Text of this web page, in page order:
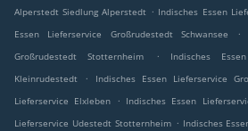
Alperstedt Siedlung Alperstedt . Indisches Essen
Essen Lieferservice Großrudestedt Schwansee
.
Großrudestedt Stotternheim
.
Indisches
Kleinrudestedt
. Indisches Essen Lieferservice
Lieferservice Elxleben
. Indisches Essen
Lieferservice Udestedt Stotternheim . Indisches